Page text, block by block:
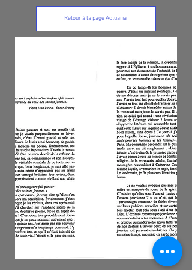
Retour à la page Actuaria